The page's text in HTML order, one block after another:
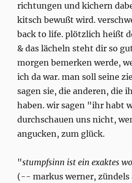
richtungen und kichern
kitsch bewußt wird.
back to life. plötzlich heißt
& das lächeln steht dir so
morgen bemerken werde,
ich da war. man soll seine
sagen sie, die anderen, die
haben. wir sagen "ihr habt
durchschauen uns nicht,
angucken, zum glück.
"stumpfsinn ist ein exaktes
(-- markus werner, zündels